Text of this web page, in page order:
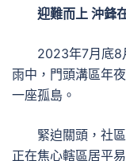
迎難而上 沖鋒
2023年7月底8
雨中，門頭溝區年
一座孤島。
緊迫關頭，社
正在焦心轄區居平